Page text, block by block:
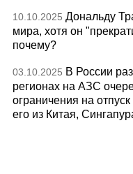
10.10.2025 Дональду
мира, хотя он
почему?
03.10.2025 В России
регионах на АЗС
ограничения на
его из Китая,